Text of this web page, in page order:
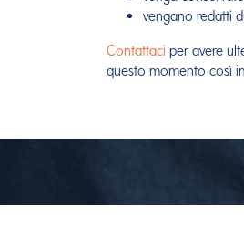
vengano redatti
Contattaci per avere
questo momento così